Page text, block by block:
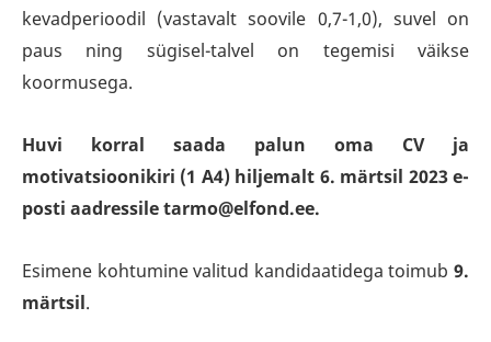
kevadperioodil (vastavalt soovile 0,7-1,0), suvel on
paus ning sügisel-talvel on tegemisi väikse
koormusega.
Huvi korral saada palun oma CV ja
motivatsioonikiri (1 A4) hiljemalt 6. märtsil 2023 e-
posti aadressile tarmo@elfond.ee.
Esimene kohtumine valitud kandidaatidega toimub 9.
märtsil.